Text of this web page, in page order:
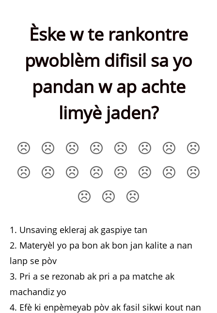
Èske w te rankontre
pwoblèm difisil sa yo
pandan w ap achte
limyè jaden?
1. Unsaving ekleraj ak gaspiye tan
2. Materyèl yo pa bon ak bon jan kalite a nan
lanp se pòv
3. Pri a se rezonab ak pri a pa matche ak
machandiz yo
4. Efè ki enpèmeyab pòv ak fasil sikwi kout nan